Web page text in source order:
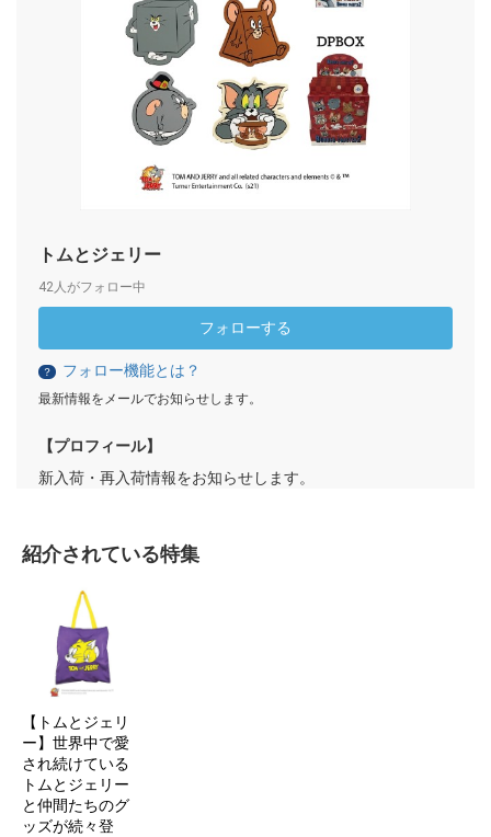
トムとジェリー
42人がフォロー中
フォローする
？ フォロー機能とは？
最新情報をメールでお知らせします。
【プロフィール】
新入荷・再入荷情報をお知らせします。
紹介されている特集
【トムとジェリ
ー】世界中で愛
され続けている
トムとジェリー
と仲間たちのグ
ッズが続々登